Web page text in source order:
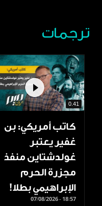
ترجمات
0.41
كاتب أمريكي: بن
غفير يعتبر
غولدشتاين منفذ
مجزرة الحرم
الإبراهيمي بطلا!
07/08/2026 - 18:57